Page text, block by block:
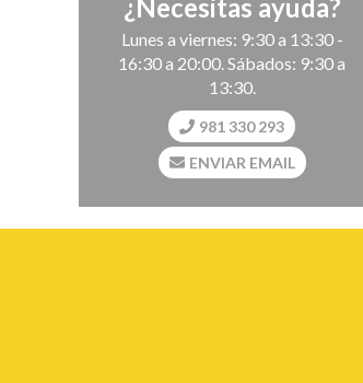
¿Necesitas ayuda?
Lunes a viernes: 9:30 a 13:30 -
16:30 a 20:00. Sábados: 9:30 a
13:30.
981 330 293
ENVIAR EMAIL